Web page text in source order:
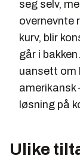
seg selv,
overnevnte
kurv, blir
går i
uansett om
amerikansk
løsning på
Ulike